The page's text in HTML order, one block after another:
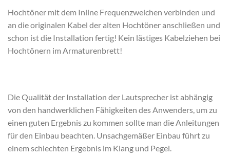
Hochtöner mit dem Inline Frequenzweichen verbinden und
an die originalen Kabel der alten Hochtöner anschließen und
schon ist die Installation fertig! Kein lästiges Kabelziehen bei
Hochtönern im Armaturenbrett!
Die Qualität der Installation der Lautsprecher ist abhängig
von den handwerklichen Fähigkeiten des Anwenders, um zu
einen guten Ergebnis zu kommen sollte man die Anleitungen
für den Einbau beachten. Unsachgemäßer Einbau führt zu
einem schlechten Ergebnis im Klang und Pegel.